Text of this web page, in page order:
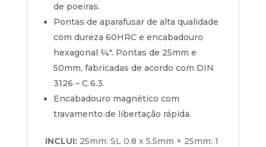
de poeiras.
Pontas de aparafusar de alta qualidade
com dureza 60HRC e encabadouro
hexagonal ¼″. Pontas de 25mm e
50mm, fabricadas de acordo com DIN
3126 – C 6.3.
Encabadouro magnético com
travamento de libertação rápida.
INCLUI:25mm: SL 0.8 x 5.5mm + 25mm: 1